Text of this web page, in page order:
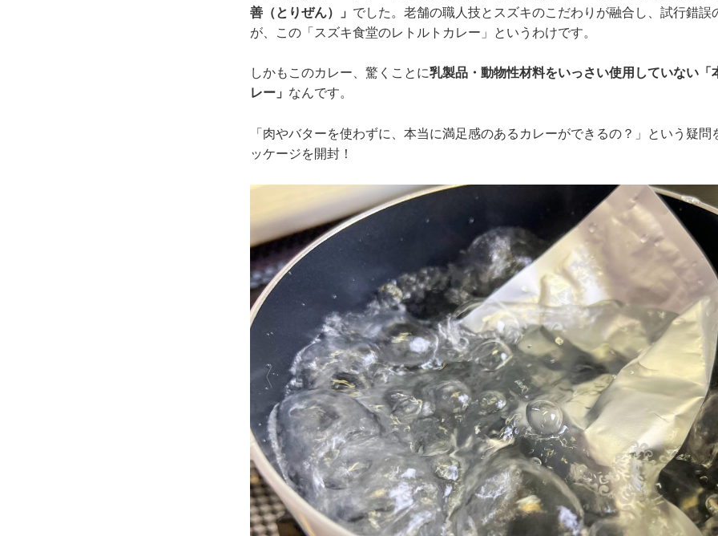
善（とりぜん）」 でした。老舗の職人技とスズキのこだわりが融合し、試行錯誤
が、この「スズキ食堂のレトルトカレー」というわけです。
しかもこのカレー、驚くことに乳製品・動物性材料をいっさい使用していない「
レー」 なんです。
「肉やバターを使わずに、本当に満足感のあるカレーができるの？」という疑問
ッケージを開封！